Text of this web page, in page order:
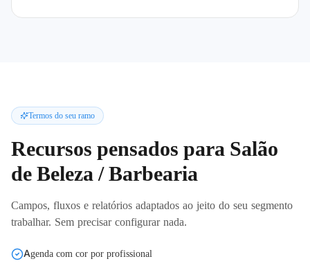
Termos do seu ramo
Recursos pensados para Salão
de Beleza / Barbearia
Campos, fluxos e relatórios adaptados ao jeito do seu segmento
trabalhar. Sem precisar configurar nada.
Agenda com cor por profissional